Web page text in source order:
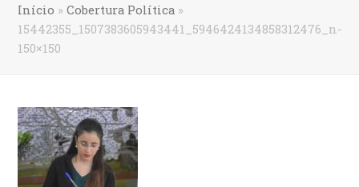
Início »Cobertura Política »
15442355_1507383605943441_5946424134858312476_n-
150×150